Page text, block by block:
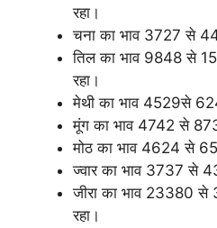
रहा।
चना का भाव 3727 से
तिल का भाव 9848 से
रहा।
मेथी का भाव 4529से
मूंग का भाव 4742 से
मोठ का भाव 4624 से
ज्वार का भाव 3737 से
जीरा का भाव 23380 से
रहा।